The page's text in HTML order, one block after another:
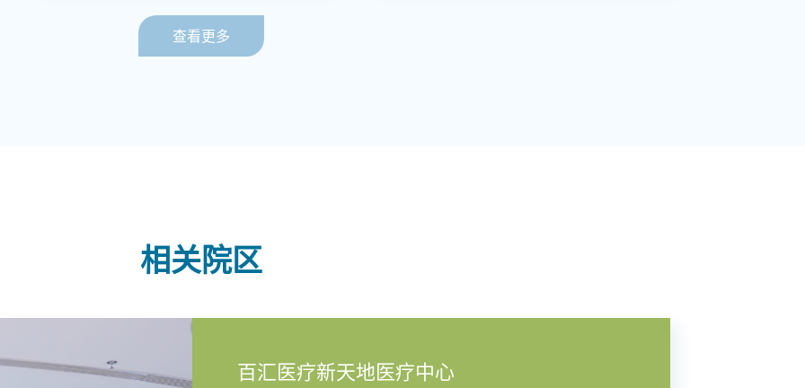
查看更多
相关院区
百汇医疗新天地医疗中心